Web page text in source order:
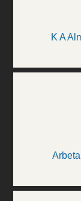
K A